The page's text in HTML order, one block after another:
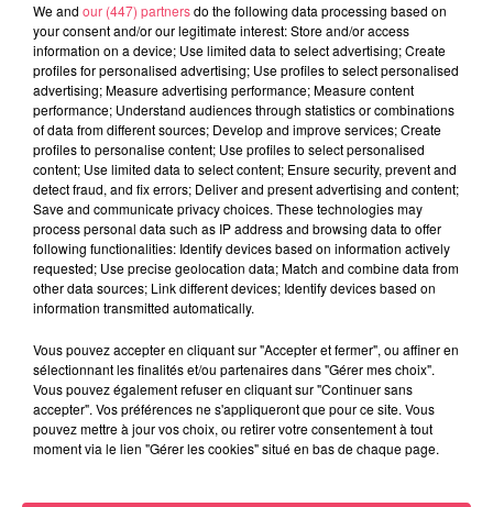
1er août 2026
PODCAST : L’HIPPODROME DE ROCHEFORT-SUR-LOIRE PRÊT À
RETROUVER SON...
We and our (447) partnersdo the following data processing based on
your consent and/or our legitimate interest: Store and/or access
information on a device; Use limited data to select advertising; Create
profiles for personalised advertising; Use profiles to select personalised
advertising; Measure advertising performance; Measure content
performance; Understand audiences through statistics or combinations
of data from different sources; Develop and improve services; Create
profiles to personalise content; Use profiles to select personalised
content; Use limited data to select content; Ensure security, prevent and
detect fraud, and fix errors; Deliver and present advertising and content;
Save and communicate privacy choices. These technologies may
process personal data such as IP address and browsing data to offer
following functionalities: Identify devices based on information actively
requested; Use precise geolocation data; Match and combine data from
other data sources; Link different devices; Identify devices based on
information transmitted automatically.
Vous pouvez accepter en cliquant sur "Accepter et fermer", ou affiner en
sélectionnant les finalités et/ou partenaires dans "Gérer mes choix".
Vous pouvez également refuser en cliquant sur "Continuer sans
accepter". Vos préférences ne s'appliqueront que pour ce site. Vous
pouvez mettre à jour vos choix, ou retirer votre consentement à tout
moment via le lien "Gérer les cookies" situé en bas de chaque page.